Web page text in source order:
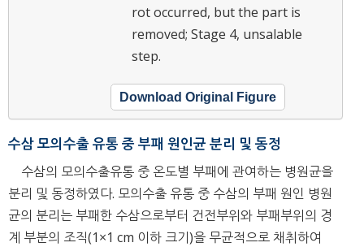
rot occurred, but the part is
removed; Stage 4, unsalable
step.
Download Original Figure
수삼 모의수출 유통 중 부패 원인균 분리 및 동정
수삼의 모의수출유통 중 온도별 부패에 관여하는 병원균을
분리 및 동정하였다. 모의수출 유통 중 수삼의 부패 원인 병원
균의 분리는 부패한 수삼으로부터 건전부위와 부패부위의 경
계 부분의 조직(1×1 cm 이하 크기)을 무균적으로 채취하여